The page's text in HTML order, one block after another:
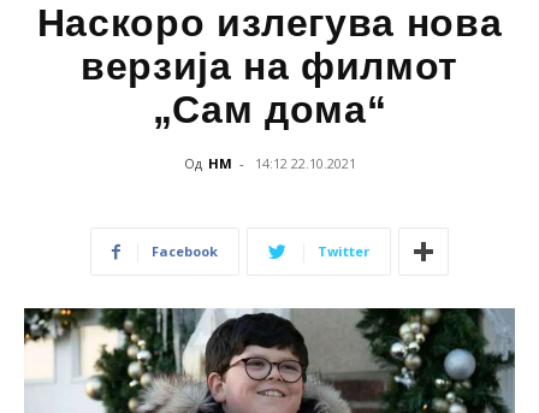
Наскоро излегува нова
верзија на филмот
„Сам дома“
Од НМ - 14:12 22.10.2021
Facebook Twitter